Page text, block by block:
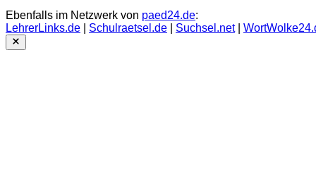
Ebenfalls im Netzwerk von paed24.de:
LehrerLinks.de
Schulraetsel.de Suchsel.net|
Close